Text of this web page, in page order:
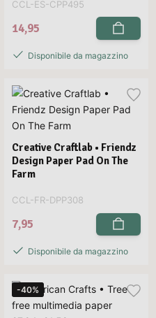
CCL-ES-CPP495
14,95
Disponibile da magazzino
Creative Craftlab • Friendz
Design Paper Pad On The
Farm
CCL-FR-DPP308
7,95
Disponibile da magazzino
-40%